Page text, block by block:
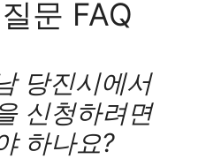
문 FAQ
당진시에서
신청하려면
하나요?